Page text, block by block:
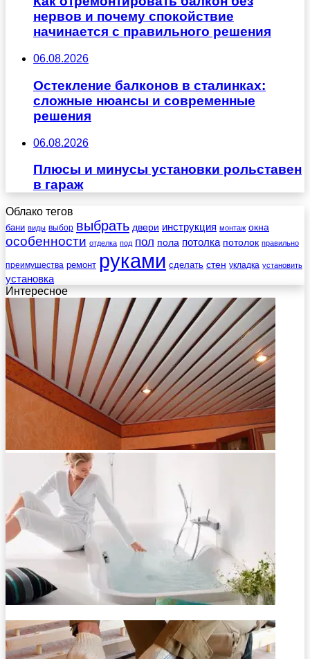
нервов и почему спокойствие
начинается с правильного решения
06.08.2026
Остекление балконов в сталинках:
сложные нюансы и современные
решения
06.08.2026
Плюсы и минусы установки рольставен
в гараж
Облако тегов
бани виды выбор выбрать двери инструкция монтаж окна
особенности отделка под пол пола потолка потолок правильно
преимущества ремонт руками сделать стен укладка установить
установка
Интересное